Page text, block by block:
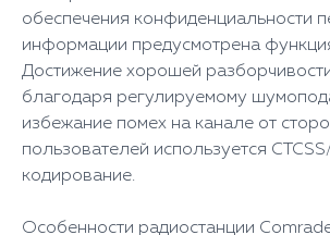
обеспечения конфиденциальности
информации предусмотрена
Достижение хорошей
благодаря регулируемому
избежание помех на канале от
пользователей используется
кодирование.
Особенности радиостанции